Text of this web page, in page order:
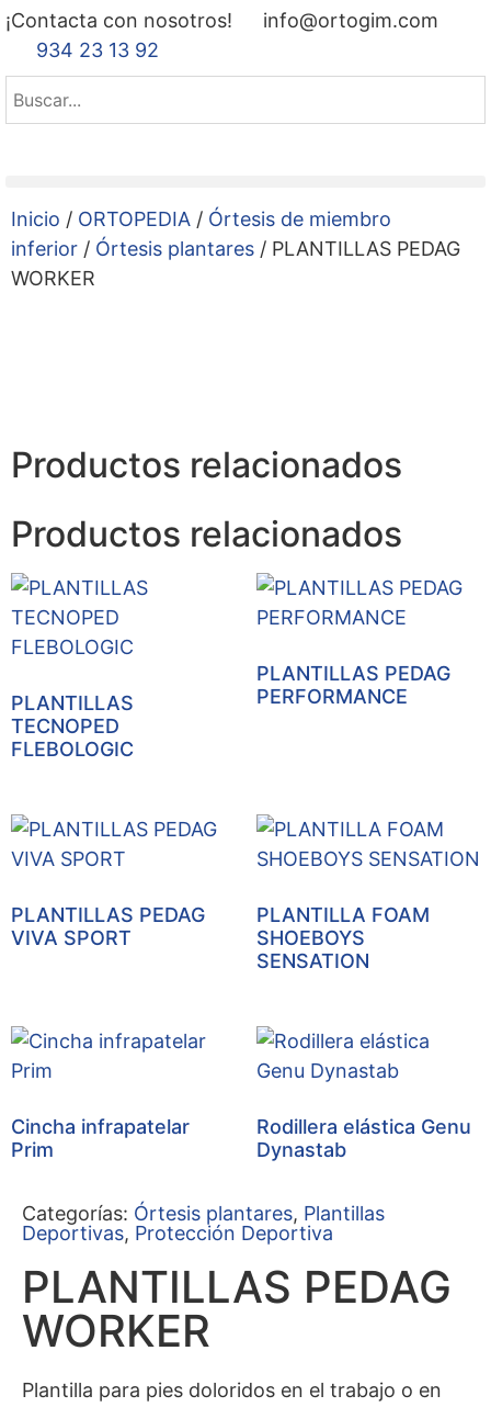
¡Contacta con nosotros!
info@ortogim.com
934 23 13 92
Inicio / ORTOPEDIA / Órtesis de miembro
inferior / Órtesis plantares / PLANTILLAS PEDAG
WORKER
Productos relacionados
Productos relacionados
PLANTILLAS
TECNOPED
FLEBOLOGIC
PLANTILLAS PEDAG
PERFORMANCE
PLANTILLAS PEDAG
VIVA SPORT
PLANTILLA FOAM
SHOEBOYS
SENSATION
Cincha infrapatelar
Prim
Rodillera elástica Genu
Dynastab
Categorías: Órtesis plantares, Plantillas
Deportivas, Protección Deportiva
PLANTILLAS PEDAG
WORKER
Plantilla para pies doloridos en el trabajo o en